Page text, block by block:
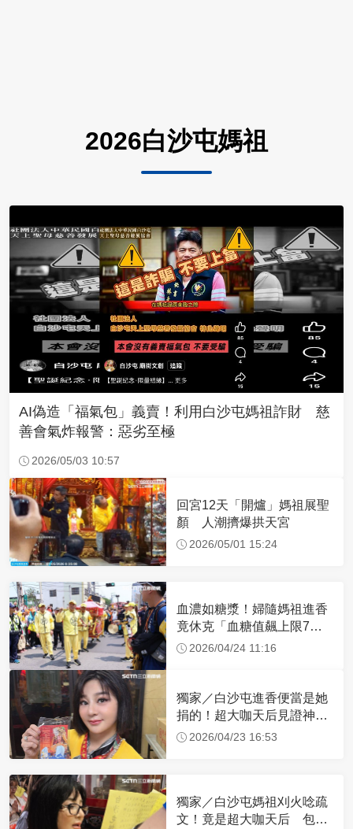
2026白沙屯媽祖
AI偽造「福氣包」義賣！利用白沙屯媽祖詐財 慈
善會氣炸報警：惡劣至極
2026/05/03 10:57
回宮12天「開爐」媽祖展聖
顏 人潮擠爆拱天宮
2026/05/01 15:24
血濃如糖漿！婦隨媽祖進香
竟休克「血糖值飆上限7
倍」 醫曝原因
2026/04/24 11:16
獨家／白沙屯進香便當是她
捐的！超大咖天后見證神
蹟 一靠近媽祖就爆哭
2026/04/23 16:53
獨家／白沙屯媽祖刈火唸疏
文！竟是超大咖天后 包尿